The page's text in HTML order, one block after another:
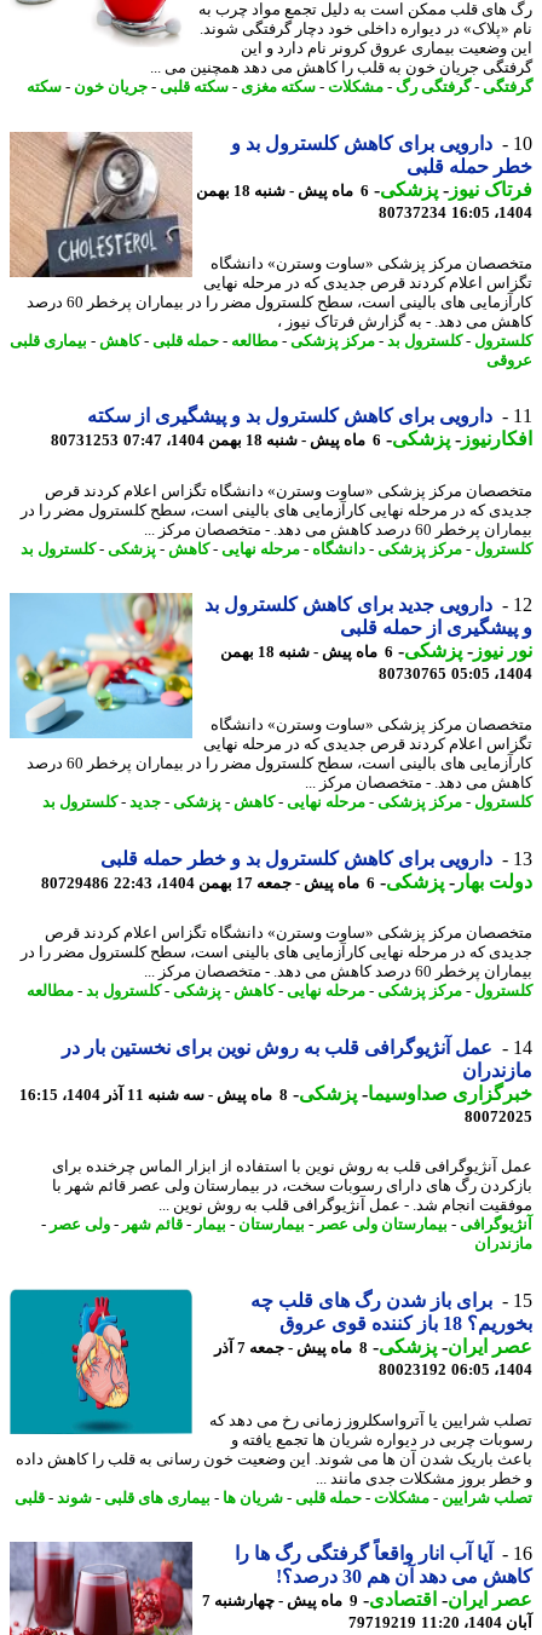
قلب ممکن است به دلیل تجمع مواد چرب به
«پلاک» در دیواره داخلی خود دچار گرفتگی شوند.
وضعیت بیماری عروق کرونر نام دارد و این
جریان خون به قلب را کاهش می دهد همچنین می ...
-گرفتگی رگ- مشکلات-سکته مغزی- سکته قلبی-جریان خون-سکته
دارویی برای کاهش کلسترول بد و
حمله قلبی
نیوز-پزشکی-
6 ماه پیش - شنبه 18 بهمن
80737234
مرکز پزشکی «ساوت وسترن» دانشگاه
اعلام کردند قرص جدیدی که در مرحله نهایی
کارآزمایی های بالینی است، سطح کلسترول مضر را در بیماران پرخطر 60 درصد
می دهد. - به گزارش فرتاک نیوز ،
-کلسترول بد- مرکز پزشکی-مطالعه-حمله قلبی-کاهش-بیماری قلبی
دارویی برای کاهش کلسترول بد و پیشگیری از سکته
-پزشکی-6 ماه پیش - شنبه 18 بهمن 1404، 07:47 80731253
مرکز پزشکی «ساوت وسترن» دانشگاه تگزاس اعلام کردند قرص
که در مرحله نهایی کارآزمایی های بالینی است، سطح کلسترول مضر را در
60 درصد کاهش می دهد. - متخصصان مرکز ...
-مرکز پزشکی-دانشگاه-مرحله نهایی-کاهش-پزشکی-کلسترول بد
دارویی جدید برای کاهش کلسترول بد
از حمله قلبی
نیوز-پزشکی-
6 ماه پیش - شنبه 18 بهمن
80730765
مرکز پزشکی «ساوت وسترن» دانشگاه
اعلام کردند قرص جدیدی که در مرحله نهایی
کارآزمایی های بالینی است، سطح کلسترول مضر را در بیماران پرخطر 60 درصد
می دهد. - متخصصان مرکز ...
-مرکز پزشکی-مرحله نهایی-کاهش-پزشکی-جدید-کلسترول بد
دارویی برای کاهش کلسترول بد و خطر حمله قلبی
بهار -پزشکی-6 ماه پیش - جمعه 17 بهمن 1404، 22:43 80729486
مرکز پزشکی «ساوت وسترن» دانشگاه تگزاس اعلام کردند قرص
که در مرحله نهایی کارآزمایی های بالینی است، سطح کلسترول مضر را در
60 درصد کاهش می دهد. - متخصصان مرکز ...
-مرکز پزشکی-مرحله نهایی-کاهش-پزشکی-کلسترول بد- مطالعه
عمل آنژیوگرافی قلب به روش نوین برای نخستین بار در
صداوسیما-پزشکی-8 ماه پیش - سه شنبه 11 آذر 1404، 16:15
آنژیوگرافی قلب به روش نوین با استفاده از ابزار الماس چرخنده برای
رگ های دارای رسوبات سخت، در بیمارستان ولی عصر قائم شهر با
انجام شد. - عمل آنژیوگرافی قلب به روش نوین ...
-بیمارستان ولی عصر-بیمارستان-بیمار-قائم شهر -ولی عصر-
برای باز شدن رگ های قلب چه
باز کننده قوی عروق
ایران- پزشکی-
8 ماه پیش - جمعه 7 آذر
80023192
شرایین یا آترواسکلروز زمانی رخ می دهد که
چربی در دیواره شریان ها تجمع یافته و
باریک شدن آن ها می شوند. این وضعیت خون رسانی به قلب را کاهش داده
بروز مشکلات جدی مانند ...
شرایین
-مشکلات-حمله قلبی-شریان ها- بیماری های قلبی-شوند-قلبی
آیا آب انار واقعاً گرفتگی رگ ها را
می دهد آن هم 30 درصد؟!
ایران- اقتصادی-
9 ماه پیش - چهارشنبه 7
79719219